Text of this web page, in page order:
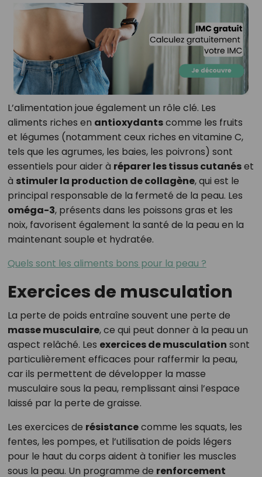
L’alimentation joue également un rôle clé. Les
aliments riches en antioxydantscomme les fruits
et légumes (notamment ceux riches en vitamine C,
tels que les agrumes, les baies, les poivrons) sont
essentiels pour aider à réparer les tissus cutanéset
à stimuler la production de collagène, qui est le
principal responsable de la fermeté de la peau. Les
oméga-3, présents dans les poissons gras et les
noix, favorisent également la santé de la peau en la
maintenant souple et hydratée.
Quels sont les aliments bons pour la peau ?
Exercices de musculation
La perte de poids entraîne souvent une perte de
masse musculaire, ce qui peut donner à la peau un
aspect relâché. Les exercices de musculation sont
particulièrement efficaces pour raffermir la peau,
car ils permettent de développer la masse
musculaire sous la peau, remplissant ainsi l’espace
laissé par la perte de graisse.
Les exercices de résistancecomme les squats, les
fentes, les pompes, et l’utilisation de poids légers
pour le haut du corps aident à tonifier les muscles
sous la peau. Un programme de renforcement